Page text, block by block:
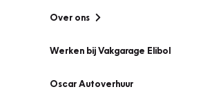
Over ons
Werken bij Vakgarage Elibol
Oscar Autoverhuur